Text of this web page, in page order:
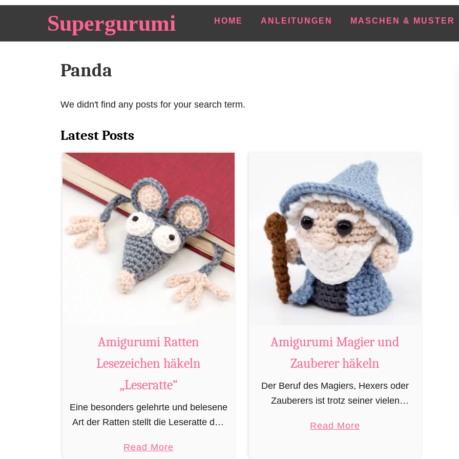
i
HOME ANLEITUNGEN MASCHEN & MUSTER
Supergurumi
Panda
We didn't find any posts for your search term.
Latest Posts
Amigurumi Ratten
Lesezeichen häkeln
„Leseratte“
Eine besonders gelehrte und belesene
Art der Ratten stellt die Leseratte dar.
und/oder privaten Bücherregalen
Read Morea
Amigurumi Magier und
Zauberer häkeln
Der Beruf des Magiers, Hexers oder
Zauberers ist trotz seiner vielen
Gandalf und Merlin sehr in
Read Morea